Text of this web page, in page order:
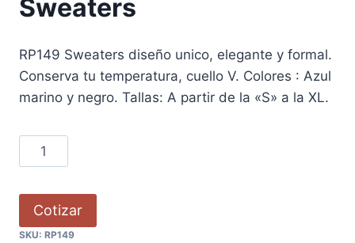
Sweaters
RP149 Sweaters diseño unico, elegante y formal.
Conserva tu temperatura, cuello V. Colores : Azul
marino y negro. Tallas: A partir de la «S» a la XL.
Cotizar
SKU: RP149